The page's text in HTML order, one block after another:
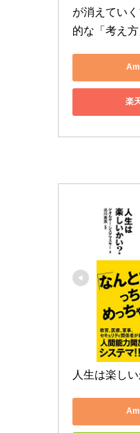
が消えてい
的な「考え方
楽
人生は楽し